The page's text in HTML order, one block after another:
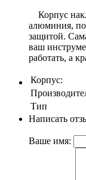
Корпус
алюминия,
защитой.
ваш
работать, а
Корпус:
Тип
Написать
Ваше имя: